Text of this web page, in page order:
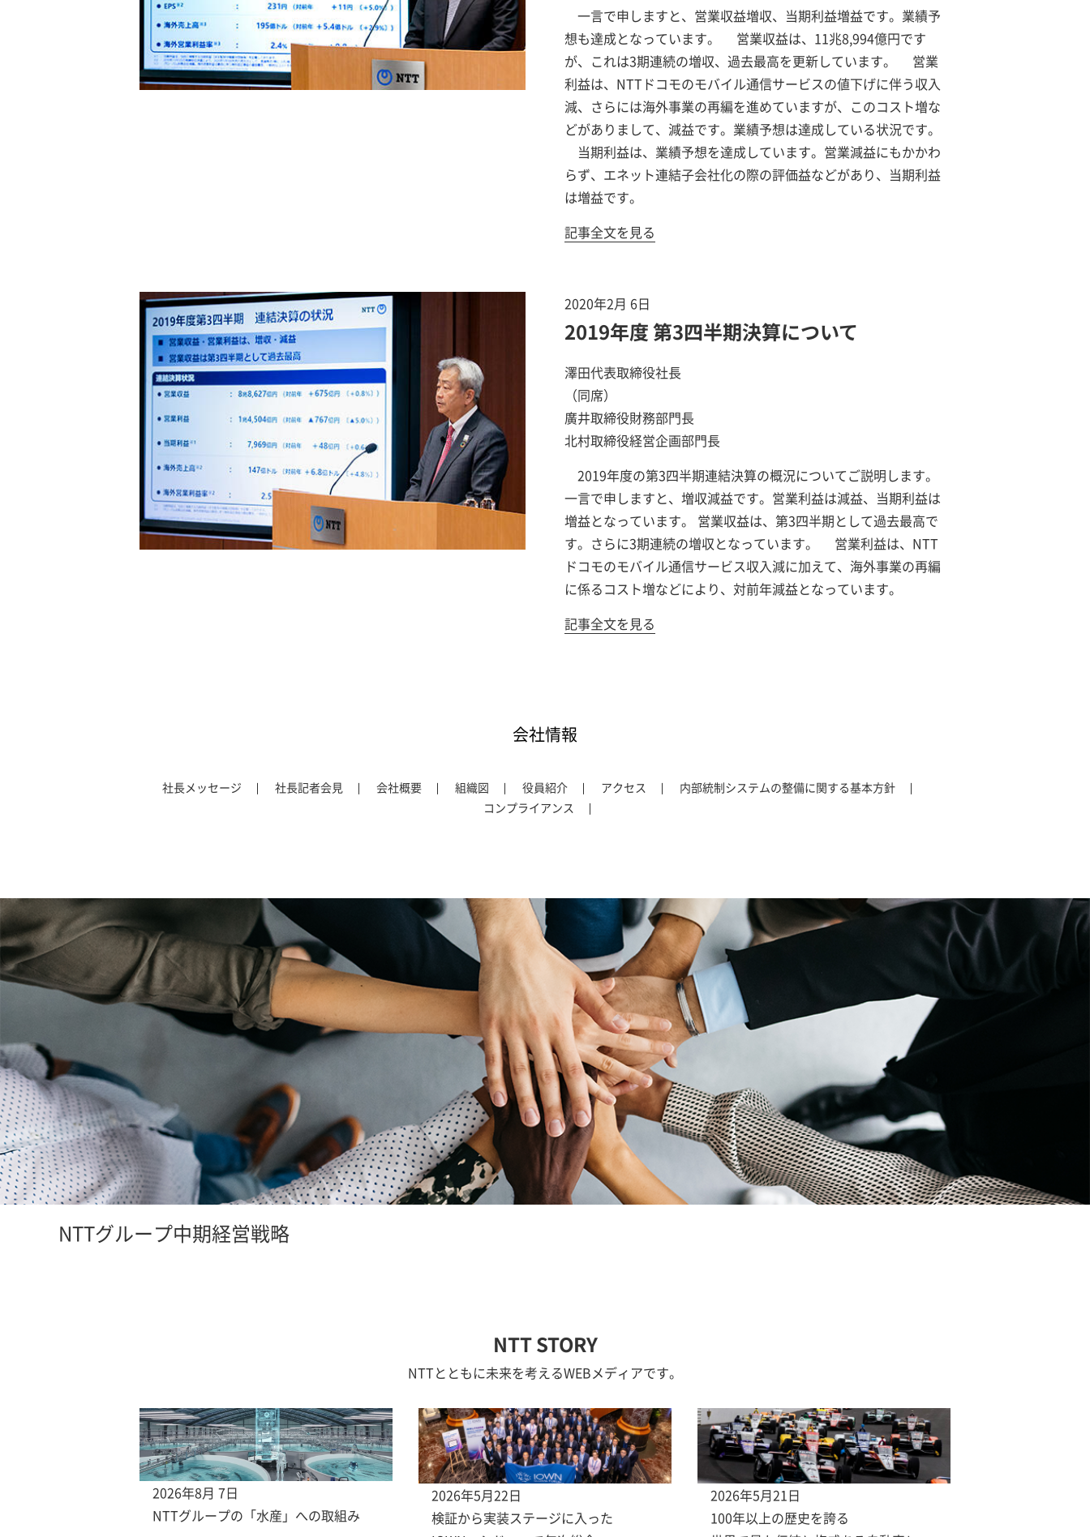
一言で申しますと、営業収益増収、当期利益増益です。業績予
想も達成となっています。 営業収益は、11兆8,994億円です
が、これは3期連続の増収、過去最高を更新しています。 営業
利益は、NTTドコモのモバイル通信サービスの値下げに伴う収入
減、さらには海外事業の再編を進めていますが、このコスト増な
どがありまして、減益です。業績予想は達成している状況です。
当期利益は、業績予想を達成しています。営業減益にもかかわ
らず、エネット連結子会社化の際の評価益などがあり、当期利益
は増益です。
記事全文を見る
2020年2月 6日
2019年度 第3四半期決算について
澤田代表取締役社長
（同席）
廣井取締役財務部門長
北村取締役経営企画部門長
2019年度の第3四半期連結決算の概況についてご説明します。
一言で申しますと、増収減益です。営業利益は減益、当期利益は
増益となっています。 営業収益は、第3四半期として過去最高で
す。さらに3期連続の増収となっています。 営業利益は、NTT
ドコモのモバイル通信サービス収入減に加えて、海外事業の再編
に係るコスト増などにより、対前年減益となっています。
記事全文を見る
会社情報
社長メッセージ 社長記者会見 会社概要 組織図 役員紹介 アクセス
内部統制システムの整備に関する基本方針
コンプライアンス
NTTグループ中期経営戦略
NTT STORY
NTTとともに未来を考えるWEBメディアです。
2026年8月 7日
NTTグループの「水産」への取組み
2026年5月22日
検証から実装ステージに入った
2026年5月21日
100年以上の歴史を誇る